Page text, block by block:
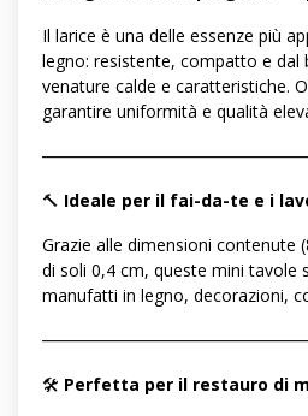
Il larice è una delle essenze più
legno: resistente, compatto e
venature calde e caratteristiche.
garantire uniformità e qualità
🔨 Ideale per il fai-da-te e i
Grazie alle dimensioni contenute
di soli 0,4 cm, queste mini tavole
manufatti in legno, decorazioni,
🛠️ Perfetta per il restauro di